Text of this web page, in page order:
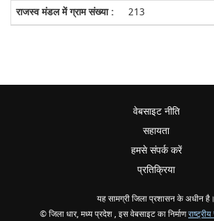
213
वेबसाइट नीति
सहायता
हमसे संपर्क करें
प्रतिक्रिया
यह सामग्री जिला प्रशासन के अधीन है।
© जिला धार, मध्य प्रदेश , इस वेबसाइट का निर्माण